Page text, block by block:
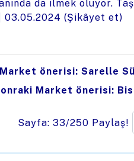
da ilmek oluyor.
03.05.2024 (Şikâyet et)
önerisi: Sarelle
Market önerisi:
Sayfa: 33/250 Paylaş!